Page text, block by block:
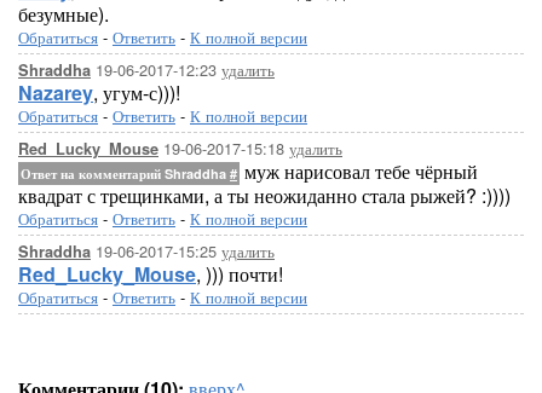
безумные).
Обратиться - Ответить - К полной версии
Shraddha 19-06-2017-12:23 удалить
Nazarey, угум-с)))!
Обратиться - Ответить - К полной версии
Red_Lucky_Mouse 19-06-2017-15:18 удалить
Ответ на комментарий Shraddha # муж нарисовал тебе чёрный
квадрат с трещинками, а ты неожиданно стала рыжей? :))))
Обратиться - Ответить - К полной версии
Shraddha 19-06-2017-15:25 удалить
Red_Lucky_Mouse, ))) почти!
Обратиться - Ответить - К полной версии